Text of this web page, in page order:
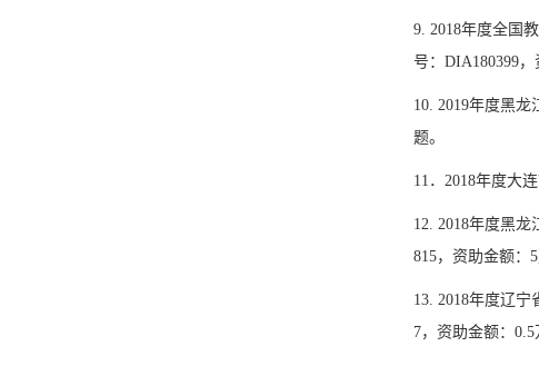
9. 2018年度全国
号： DIA180399，
10. 2019年度黑龙
题。
11 ． 2018年度大
12. 2018年度黑龙
815，资助金额： 5
13. 2018年度辽宁
7，资助金额： 0.5